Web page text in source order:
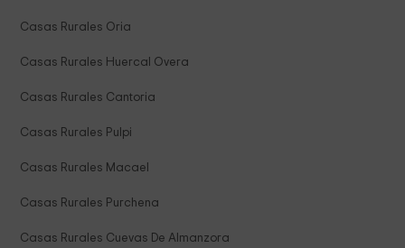
Casas Rurales Oria
Casas Rurales Huercal Overa
Casas Rurales Cantoria
Casas Rurales Pulpi
Casas Rurales Macael
Casas Rurales Purchena
Casas Rurales Cuevas De Almanzora